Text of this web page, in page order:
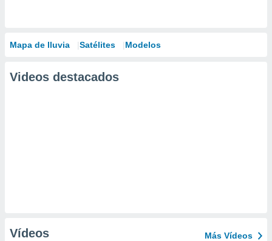
Mapa de lluvia Satélites Modelos
Videos destacados
Vídeos Más Vídeos